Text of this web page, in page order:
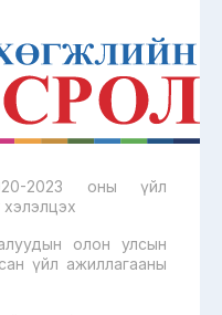
2023 оны үйл
олон улсын
үйл ажиллагааны